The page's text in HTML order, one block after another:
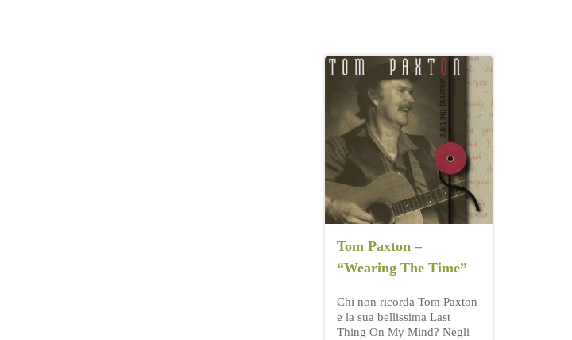
Tom Paxton –
“Wearing The Time”
Chi non ricorda Tom Paxton
e la sua bellissima Last
Thing On My Mind? Negli